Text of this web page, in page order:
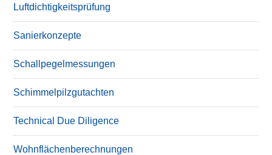
Luftdichtigkeitsprüfung
Sanierkonzepte
Schallpegelmessungen
Schimmelpilzgutachten
Technical Due Diligence
Wohnflächenberechnungen